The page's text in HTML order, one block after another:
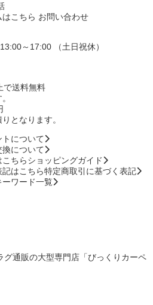
お問い合わせ
～17:00 （土日祝休）
で送料無料
となります。
トについて
換について
ショッピングガイド
特定商取引に基づく表記
ーワード一覧
グ通販の大型専門店「びっくりカーペ